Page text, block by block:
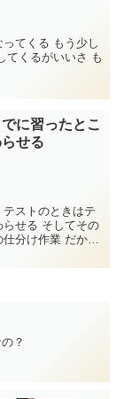
てくる もう少し
てくるがいいさ も
に習ったとこ
せる
ストのときはテ
せる そしてその
仕分け作業 だか
？